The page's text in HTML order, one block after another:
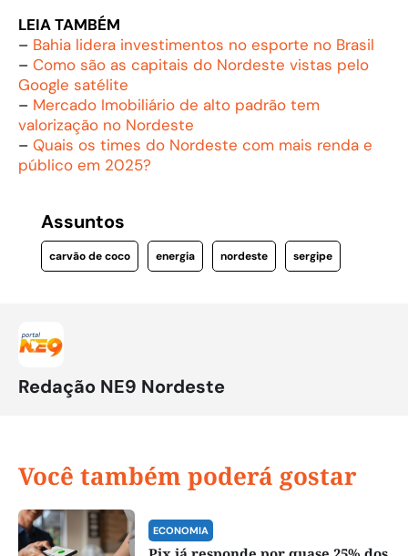
LEIA TAMBÉM
– Bahia lidera investimentos no esporte no Brasil
– Como são as capitais do Nordeste vistas pelo
Google satélite
– Mercado Imobiliário de alto padrão tem
valorização no Nordeste
– Quais os times do Nordeste com mais renda e
público em 2025?
Assuntos
carvão de coco energia nordeste sergipe
Redação NE9 Nordeste
Você também poderá gostar
ECONOMIA